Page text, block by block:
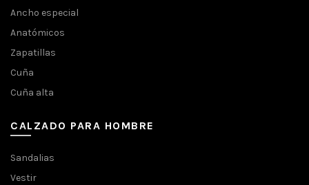
Ancho especial
Anatómicos
Zapatillas
Cuña
Cuña alta
CALZADO PARA HOMBRE
Sandalias
Vestir